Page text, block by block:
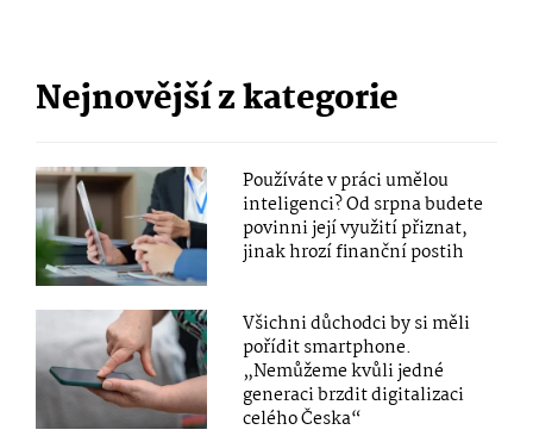
Nejnovější z kategorie
Používáte v práci umělou
inteligenci? Od srpna budete
povinni její využití přiznat,
jinak hrozí finanční postih
Všichni důchodci by si měli
pořídit smartphone.
„Nemůžeme kvůli jedné
generaci brzdit digitalizaci
celého Česka“